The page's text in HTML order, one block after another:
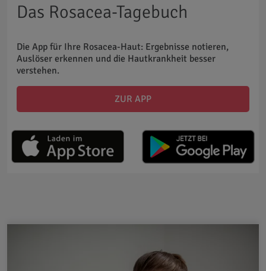
Das Rosacea-Tagebuch
Die App für Ihre Rosacea-Haut: Ergebnisse notieren,
Auslöser erkennen und die Hautkrankheit besser
verstehen.
ZUR APP